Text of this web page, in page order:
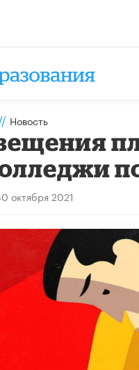
// Новость
октября 2021